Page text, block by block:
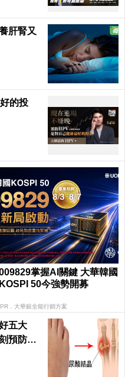
肝腎又
的投
掌握AI關鍵 大華韓國
KOSPI 50今強勢開募
PR．大華銀全能行銷方案
五大
預防痛